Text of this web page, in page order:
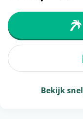
Bekijk snel